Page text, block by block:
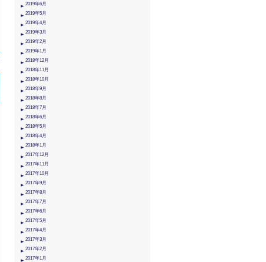
2019年6月
2019年5月
2019年4月
2019年3月
2019年2月
2019年1月
2018年12月
2018年11月
2018年10月
2018年9月
2018年8月
2018年7月
2018年6月
2018年5月
2018年4月
2018年1月
2017年12月
2017年11月
2017年10月
2017年9月
2017年8月
2017年7月
2017年6月
2017年5月
2017年4月
2017年3月
2017年2月
2017年1月